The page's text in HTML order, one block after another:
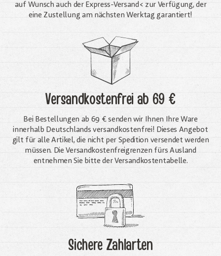
auf Wunsch auch der Express-Versand< zur Verfügung, der
eine Zustellung am nächsten Werktag garantiert!
Versandkostenfreiab 69 €
Bei Bestellungen ab 69 € senden wir Ihnen Ihre Ware
innerhalb Deutschlands versandkostenfrei! Dieses Angebot
gilt für alle Artikel, die nicht per Spedition versendet werden
müssen. Die Versandkosten­freigrenzen fürs Ausland
entnehmen Sie bitte der Versandkostentabelle.
Sichere Zahlarten